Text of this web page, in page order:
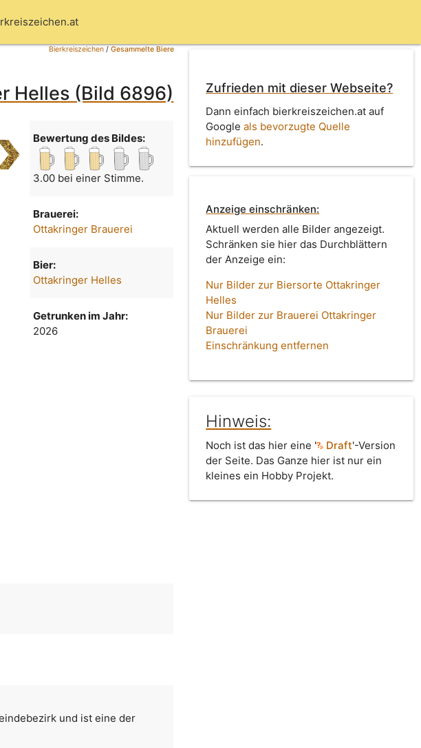
Bierkreiszeichen/Gesammelte Biere
Helles (Bild 6896)
Bewertung des Bildes:
3.00 bei einer Stimme.
Brauerei:
Ottakringer Brauerei
Bier:
Ottakringer Helles
Getrunken im Jahr:
2026
Zufrieden mit dieser Webseite?
Dann einfach bierkreiszeichen.at auf
Googleals bevorzugte Quelle
hinzufügen.
Anzeige einschränken:
Aktuell werden alle Bilder angezeigt.
Schränken sie hier das Durchblättern
der Anzeige ein:
Nur Bilder zur Biersorte Ottakringer
Helles
Nur Bilder zur Brauerei Ottakringer
Brauerei
Einschränkung entfernen
Hinweis:
Noch ist das hier eine ' Draft'-Version
der Seite. Das Ganze hier ist nur ein
kleines ein Hobby Projekt.
und ist eine der